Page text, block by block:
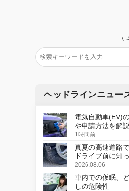
\
ヘッドラインニュー
電気自動車(EV)
や申請方法を解説
1時間前
真夏の高速道路
ドライブ前に知
2026.08.06
車内での仮眠、
しの危険性